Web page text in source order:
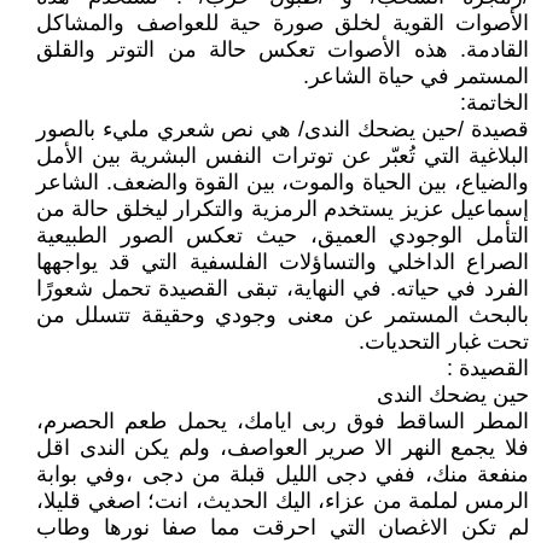
الأصوات القوية لخلق صورة حية للعواصف والمشاكل
القادمة. هذه الأصوات تعكس حالة من التوتر والقلق
المستمر في حياة الشاعر.
الخاتمة:
قصيدة /حين يضحك الندى/ هي نص شعري مليء بالصور
البلاغية التي تُعبّر عن توترات النفس البشرية بين الأمل
والضياع، بين الحياة والموت، بين القوة والضعف. الشاعر
إسماعيل عزيز يستخدم الرمزية والتكرار ليخلق حالة من
التأمل الوجودي العميق، حيث تعكس الصور الطبيعية
الصراع الداخلي والتساؤلات الفلسفية التي قد يواجهها
الفرد في حياته. في النهاية، تبقى القصيدة تحمل شعورًا
بالبحث المستمر عن معنى وجودي وحقيقة تتسلل من
تحت غبار التحديات.
القصيدة :
حين يضحك الندى
المطر الساقط فوق ربى ايامك، يحمل طعم الحصرم،
فلا يجمع النهر الا صرير العواصف، ولم يكن الندى اقل
منفعة منك، ففي دجى الليل قبلة من دجى ،وفي بوابة
الرمس لملمة من عزاء، اليك الحديث، انت؛ اصغي قليلا،
لم تكن الاغصان التي احرقت مما صفا نورها وطاب